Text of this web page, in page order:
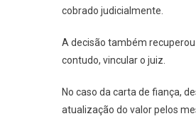
cobrado judicialmente.
A decisão também
contudo, vincular o juiz.
No caso da carta de fiança,
atualização do valor pelos